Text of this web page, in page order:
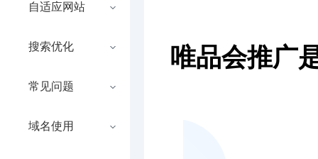
自适应网站
搜索优化
常见问题
域名使用
唯品会推广